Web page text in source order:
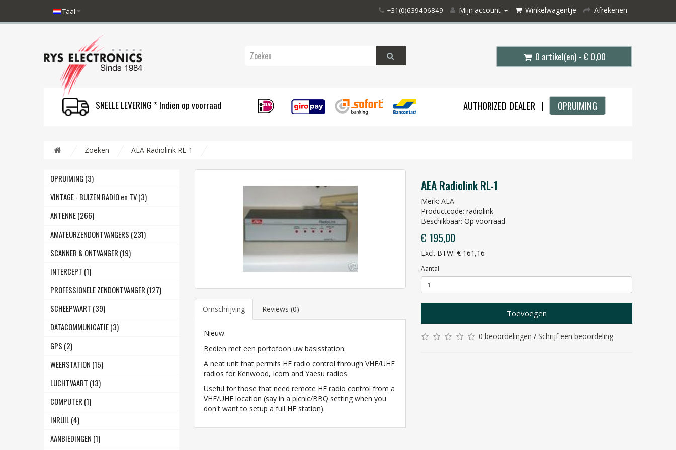
Taal +31(0)639406849 Mijn account Winkelwagentje Afrekenen
0 artikel(en) - € 0,00
SNELLE LEVERING * Indien op voorraad AUTHORIZED DEALER | OPRUIMING
Zoeken AEA Radiolink RL-1
OPRUIMING (3)
VINTAGE - BUIZEN RADIO en TV (3)
ANTENNE (266)
AMATEURZENDONTVANGERS (231)
SCANNER & ONTVANGER (19)
INTERCEPT (1)
PROFESSIONELE ZENDONTVANGER (127)
SCHEEPVAART (39)
DATACOMMUNICATIE (3)
GPS (2)
WEERSTATION (15)
LUCHTVAART (13)
COMPUTER (1)
INRUIL (4)
AANBIEDINGEN (1)
Omschrijving Reviews (0)
Nieuw.
Bedien met een portofoon uw basisstation.
A neat unit that permits HF radio control through VHF/UHF
radios for Kenwood, Icom and Yaesu radios.
Useful for those that need remote HF radio control from a
VHF/UHF location (say in a picnic/BBQ setting when you
don't want to setup a full HF station).
AEA Radiolink RL-1
Merk: AEA
Productcode: radiolink
Beschikbaar: Op voorraad
€ 195,00
Excl. BTW: € 161,16
Aantal
Toevoegen
0 beoordelingen / Schrijf een beoordeling